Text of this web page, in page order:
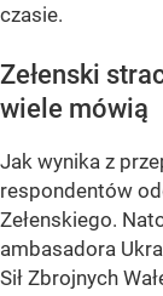
czasie.
Zełenski
wiele mówią
Jak wynika z
respondentów
Zełenskiego.
ambasadora
Sił Zbrojnych